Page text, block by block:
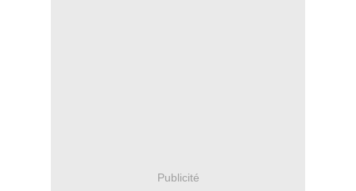
Publicité